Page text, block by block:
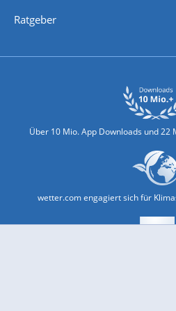
Ratgeber
Über 10 Mio. App Downloads und
wetter.com engagiert sich für